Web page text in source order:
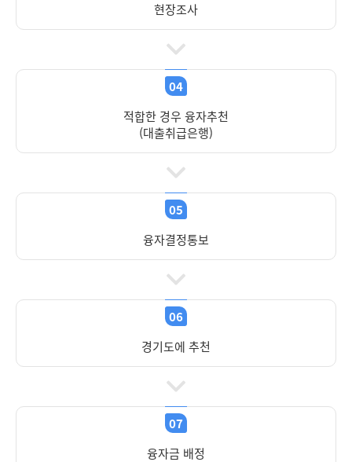
현장조사
04
적합한 경우 융자추천
(대출취급은행)
05
융자결정통보
06
경기도에 추천
07
융자금 배정